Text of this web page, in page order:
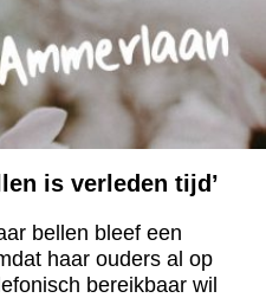
is verleden tijd’
bellen bleef een
haar ouders al op
bereikbaar wil